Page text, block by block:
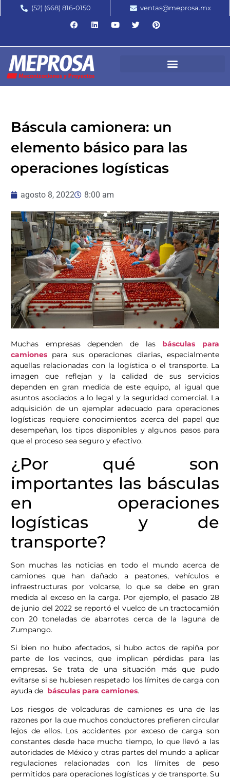
(52) (668) 816-0150 ventas@meprosa.mx
Báscula camionera: un
elemento básico para las
operaciones logísticas
agosto 8, 2022 8:00 am
Muchas empresas dependen de las básculas para
camiones para sus operaciones diarias, especialmente
aquellas relacionadas con la logística o el transporte. La
imagen que reflejan y la calidad de sus servicios
dependen en gran medida de este equipo, al igual que
asuntos asociados a lo legal y la seguridad comercial. La
adquisición de un ejemplar adecuado para operaciones
logísticas requiere conocimientos acerca del papel que
desempeñan, los tipos disponibles y algunos pasos para
que el proceso sea seguro y efectivo.
¿Por qué son
importantes las básculas
en operaciones
logísticas y de
transporte?
Son muchas las noticias en todo el mundo acerca de
camiones que han dañado a peatones, vehículos e
infraestructuras por volcarse, lo que se debe en gran
medida al exceso en la carga. Por ejemplo, el pasado 28
de junio del 2022 se reportó el vuelco de un tractocamión
con 20 toneladas de abarrotes cerca de la laguna de
Zumpango.
Si bien no hubo afectados, si hubo actos de rapiña por
parte de los vecinos, que implican pérdidas para las
empresas. Se trata de una situación más que pudo
evitarse si se hubiesen respetado los límites de carga con
ayuda de básculas para camiones.
Los riesgos de volcaduras de camiones es una de las
razones por la que muchos conductores prefieren circular
lejos de ellos. Los accidentes por exceso de carga son
constantes desde hace mucho tiempo, lo que llevó a las
autoridades de México y otras partes del mundo a aplicar
regulaciones relacionadas con los límites de peso
permitidos para operaciones logísticas y de transporte. Su